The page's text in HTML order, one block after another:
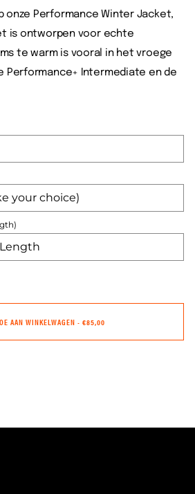
onze Performance Winter Jacket,
is ontworpen voor echte
te warm is vooral in het vroege
Performance+ Intermediate en de
AAN WINKELWAGEN • €85,00